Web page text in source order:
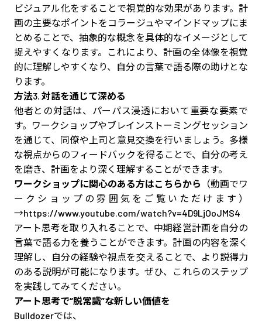
ビジュアル化をすることで視覚的な効果があります。計
画の主要なポイントをコラージュやマインドマップにま
とめることで、抽象的な概念を具体的なイメージとして
捉えやすくなります。これにより、計画の全体像を視覚
的に理解しやすくなり、自分の言葉で語る際の助けとな
ります。
方法3. 対話を通じて深める
他者との対話は、パーパス浸透において重要な要素で
す。ワークショップやブレインストーミングセッション
を通じて、同僚や上司と意見交換を行いましょう。多様
な視点からのフィードバックを得ることで、自分の考え
を磨き、計画をより深く理解することができます。
ワークショップに関心のある方はこちらから
（動画でワ
ークショップの雰囲気をご覧いただけます）
→https://www.youtube.com/watch?v=4D9LjOoJMS4
アート思考を取り入れることで、中期経営計画を自分の
言葉で語る力を養うことができます。計画の内容を深く
理解し、自分の経験や視点を交えることで、より説得力
のある説明が可能になります。ぜひ、これらのステップ
を実践してみてください。
アート思考で“脱常識”な新しい価値を
Bulldozerでは、